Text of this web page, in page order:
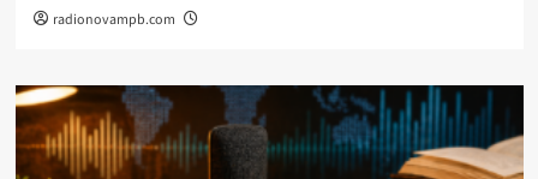
radionovampb.com